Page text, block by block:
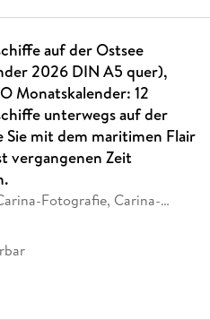
auf der Ostsee
2026 DIN A5 quer),
Monatskalender: 12
unterwegs auf der
Sie mit dem maritimen Flair
vergangenen Zeit
Fotografie, Carina-